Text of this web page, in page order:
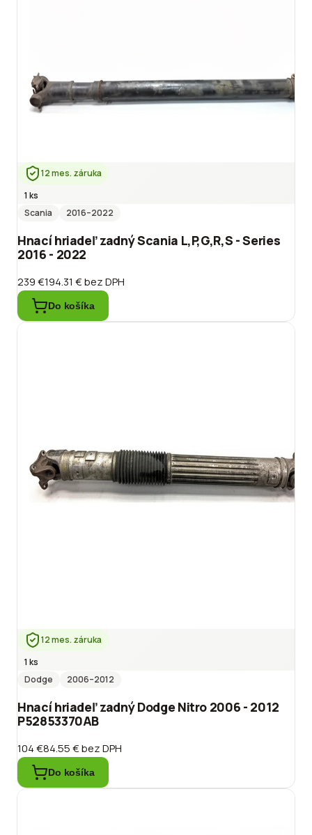
12 mes. záruka
1 ks
Scania
2016–2022
Hnací hriadeľ zadný Scania L,P,G,R,S - Series
2016 - 2022
239 €194.31 €bez DPH
Do košíka
12 mes. záruka
1 ks
Dodge
2006–2012
Hnací hriadeľ zadný Dodge Nitro 2006 - 2012
P52853370AB
104 €84.55 €bez DPH
Do košíka